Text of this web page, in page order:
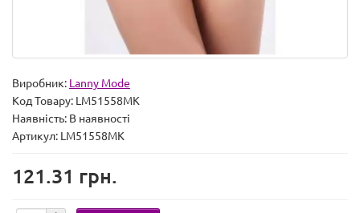
Виробник: Lanny Mode
Код Товару: LM51558MK
Наявність: В наявності
Артикул: LM51558MK
121.31 грн.